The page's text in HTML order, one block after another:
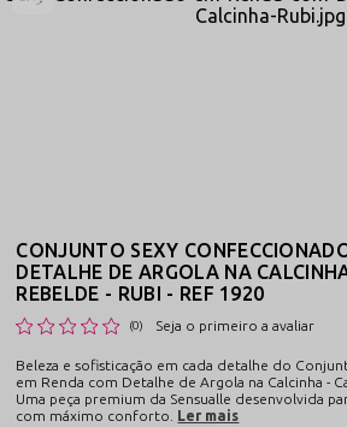
CONJUNTO SEXY
DETALHE DE ARGOLA NA
REBELDE - RUBI - REF 1920
(0) Seja o primeiro a avaliar
Beleza e sofisticação em cada detalhe do
em Renda com Detalhe de Argola na Calcinha -
Uma peça premium da Sensualle desenvolvida
com máximo conforto.
Ler mais